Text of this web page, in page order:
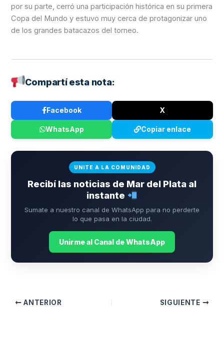
por su parte, cerró una participación histórica en su primera
Copa del Mundo y estuvo muy cerca de protagonizar uno
de los grandes batacazos del torneo.
Compartí esta nota:
Facebook X
WhatsApp Copiar enlace
UNITE A LA COMUNIDAD
Recibí las noticias de Mar del Plata al
instante
Sumate a nuestro canal de WhatsApp para no perderte
lo que pasa en la ciudad.
Unirme al Canal de WhatsApp
ANTERIOR SIGUIENTE